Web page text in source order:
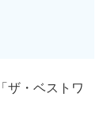
ザ・ベストワ